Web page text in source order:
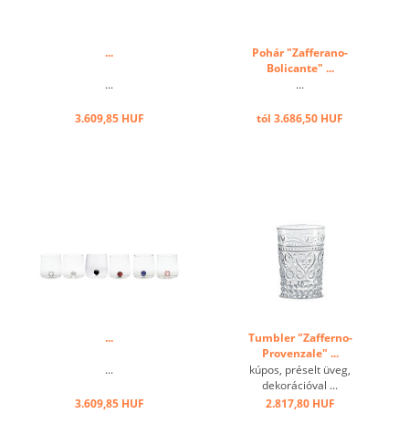
...
...
3.609,85 HUF
Pohár "Zafferano-
Bolicante" ...
...
tól 3.686,50 HUF
...
...
3.609,85 HUF
Tumbler "Zafferno-
Provenzale" ...
kúpos, préselt üveg,
dekorációval ...
2.817,80 HUF